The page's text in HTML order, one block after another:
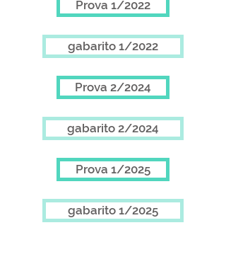
Prova 1/2022
gabarito 1/2022
Prova 2/2024
gabarito 2/2024
Prova 1/2025
gabarito 1/2025